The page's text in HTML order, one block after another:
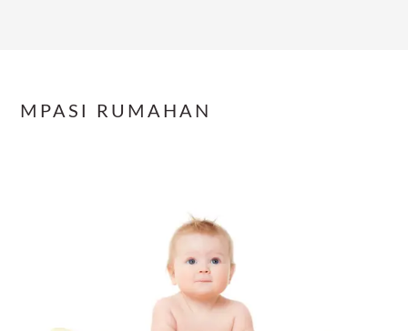
MPASI RUMAHAN